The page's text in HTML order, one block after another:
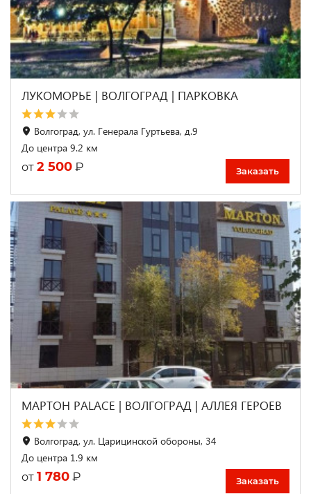
ЛУКОМОРЬЕ | ВОЛГОГРАД | ПАРКОВКА
Волгоград, ул. Генерала Гуртьева, д.9
До центра 9.2 км
от 2 500 ₽ Заказать
МАРТОН PALACE | ВОЛГОГРАД | АЛЛЕЯ ГЕРОЕВ
Волгоград, ул. Царицинской обороны, 34
До центра 1.9 км
от 1 780 ₽ Заказать